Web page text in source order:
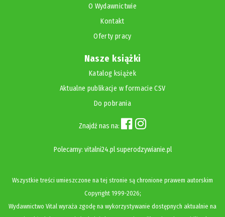
O Wydawnictwie
Kontakt
Oferty pracy
Nasze książki
Katalog książek
Aktualne publikacje w formacie CSV
Do pobrania
Znajdź nas na:
Polecamy: vitalni24.pl superodzywianie.pl
Wszystkie treści umieszczone na tej stronie są chronione prawem autorskim
Copyright1999-2026;
Wydawnictwo Vital wyraża zgodę na wykorzystywanie dostępnych aktualnie na